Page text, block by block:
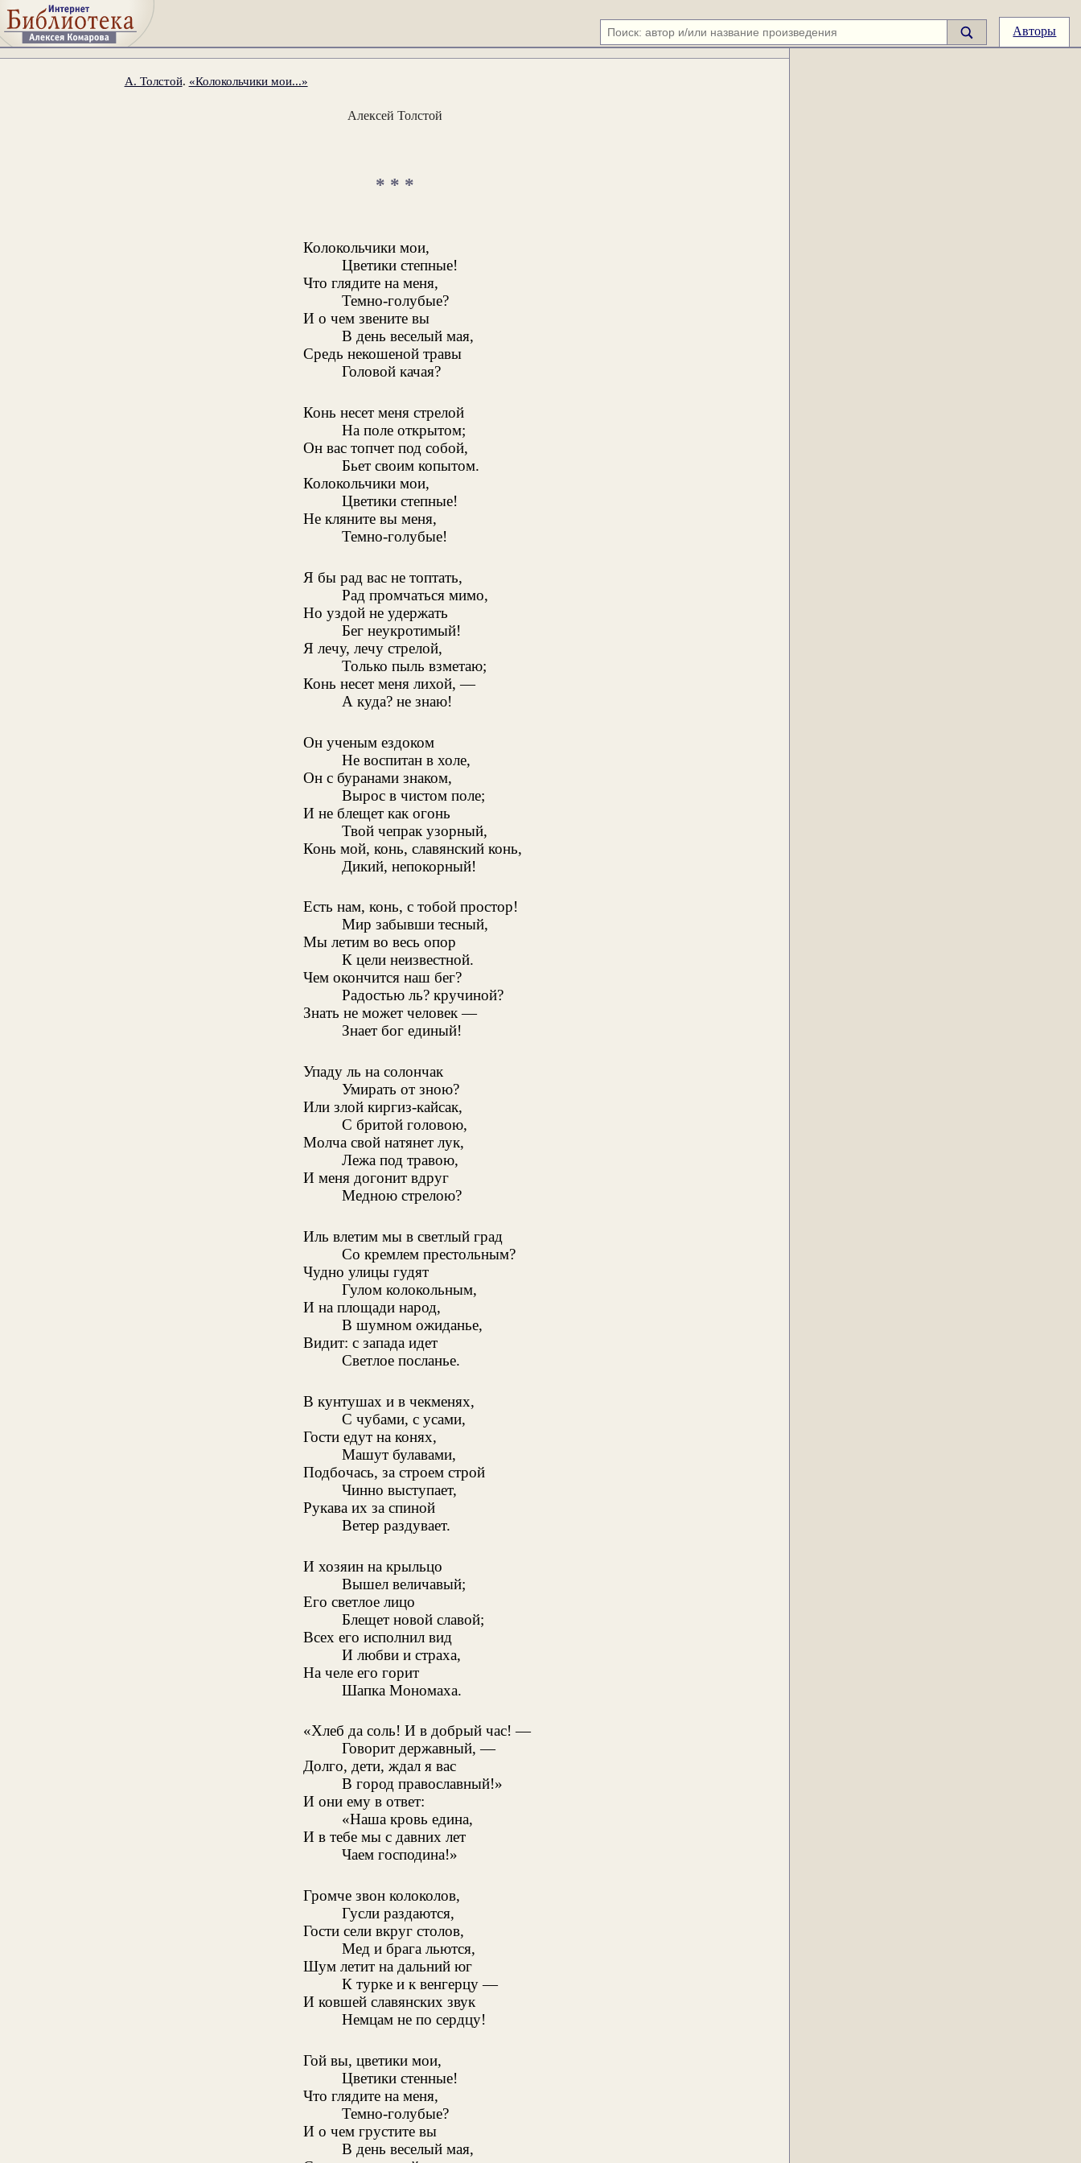
Авторы
А. Толстой. «Колокольчики мои...»
Алексей Толстой
* * *
Колокольчики мои,
Цветики степные!
Что глядите на меня,
Темно-голубые?
И о чем звените вы
В день веселый мая,
Средь некошеной травы
Головой качая?
Конь несет меня стрелой
На поле открытом;
Он вас топчет под собой,
Бьет своим копытом.
Колокольчики мои,
Цветики степные!
Не кляните вы меня,
Темно-голубые!
Я бы рад вас не топтать,
Рад промчаться мимо,
Но уздой не удержать
Бег неукротимый!
Я лечу, лечу стрелой,
Только пыль взметаю;
Конь несет меня лихой, —
А куда? не знаю!
Он ученым ездоком
Не воспитан в холе,
Он с буранами знаком,
Вырос в чистом поле;
И не блещет как огонь
Твой чепрак узорный,
Конь мой, конь, славянский конь,
Дикий, непокорный!
Есть нам, конь, с тобой простор!
Мир забывши тесный,
Мы летим во весь опор
К цели неизвестной.
Чем окончится наш бег?
Радостью ль? кручиной?
Знать не может человек —
Знает бог единый!
Упаду ль на солончак
Умирать от зною?
Или злой киргиз-кайсак,
С бритой головою,
Молча свой натянет лук,
Лежа под травою,
И меня догонит вдруг
Медною стрелою?
Иль влетим мы в светлый град
Со кремлем престольным?
Чудно улицы гудят
Гулом колокольным,
И на площади народ,
В шумном ожиданье,
Видит: с запада идет
Светлое посланье.
В кунтушах и в чекменях,
С чубами, с усами,
Гости едут на конях,
Машут булавами,
Подбочась, за строем строй
Чинно выступает,
Рукава их за спиной
Ветер раздувает.
И хозяин на крыльцо
Вышел величавый;
Его светлое лицо
Блещет новой славой;
Всех его исполнил вид
И любви и страха,
На челе его горит
Шапка Мономаха.
«Хлеб да соль! И в добрый час! —
Говорит державный, —
Долго, дети, ждал я вас
В город православный!»
И они ему в ответ:
«Наша кровь едина,
И в тебе мы с давних лет
Чаем господина!»
Громче звон колоколов,
Гусли раздаются,
Гости сели вкруг столов,
Мед и брага льются,
Шум летит на дальний юг
К турке и к венгерцу —
И ковшей славянских звук
Немцам не по сердцу!
Гой вы, цветики мои,
Цветики стенные!
Что глядите на меня,
Темно-голубые?
И о чем грустите вы
В день веселый мая,